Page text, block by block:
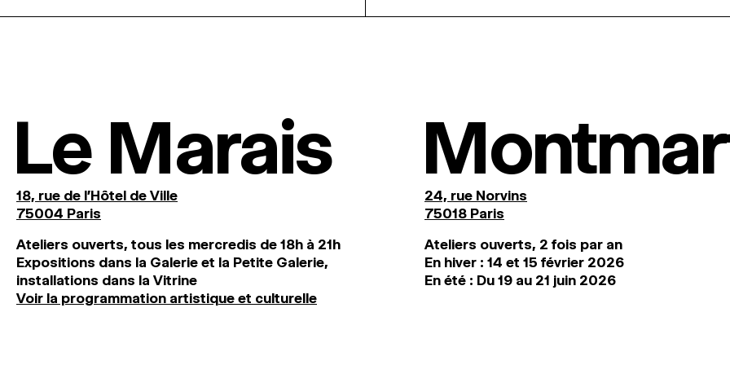
Le Marais
18, rue de l'Hôtel de Ville
75004 Paris
Ateliers ouverts, tous les mercredis de 18h à 21h
Expositions dans la Galerie et la Petite Galerie,
installations dans la Vitrine
Voir la programmation artistique et culturelle
24, rue Norvins
75018 Paris
Ateliers ouverts, 2 fois par an
En hiver : 14 et 15 février 2026
En été : Du 19 au 21 juin 2026